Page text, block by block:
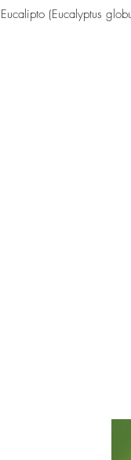
Vista
Eucalipto (Eucalyptus